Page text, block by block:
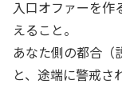
入口オファーを作
えること。
あなた側の都合（
と、途端に警戒さ